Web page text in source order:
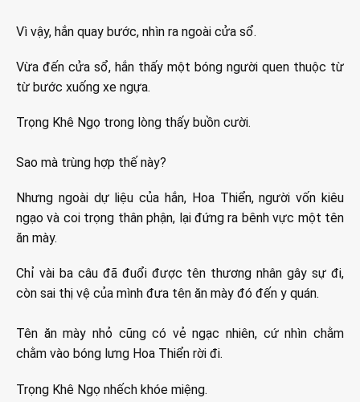
Vì vậy, hắn quay bước, nhìn ra ngoài cửa sổ.
Vừa đến cửa sổ, hắn thấy một bóng người quen thuộc từ
từ bước xuống xe ngựa.
Trọng Khê Ngọ trong lòng thấy buồn cười.
Sao mà trùng hợp thế này?
Nhưng ngoài dự liệu của hắn, Hoa Thiển, người vốn kiêu
ngạo và coi trọng thân phận, lại đứng ra bênh vực một tên
ăn mày.
Chỉ vài ba câu đã đuổi được tên thương nhân gây sự đi,
còn sai thị vệ của mình đưa tên ăn mày đó đến y quán.
Tên ăn mày nhỏ cũng có vẻ ngạc nhiên, cứ nhìn chằm
chằm vào bóng lưng Hoa Thiển rời đi.
Trọng Khê Ngọ nhếch khóe miệng.